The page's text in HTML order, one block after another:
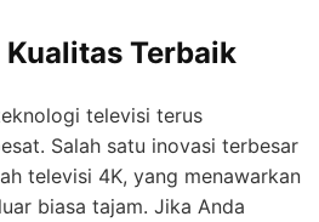
Terbaik
televisi terus
Salah satu inovasi terbesar
televisi 4K, yang menawarkan
biasa tajam. Jika Anda